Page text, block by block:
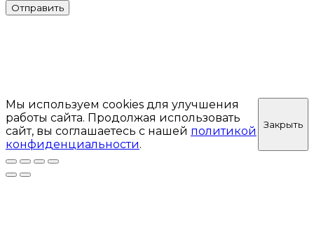
Отправить
Мы используем cookies для улучшения
работы сайта. Продолжая использовать
сайт, вы соглашаетесь с нашей политикой
конфиденциальности.
Закрыть